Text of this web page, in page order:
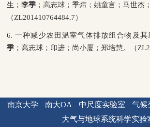
生； 李季 ；高志球；季炜；姚童言；马世杰
（ZL201410764484.7）
6.一种减少农田温室气体排放组合物及其
季 ；高志球；印进；尚小厦；郑培慧。（
南京大学 南大OA 中尺度实验室
气候
大气与地球系统科学实验